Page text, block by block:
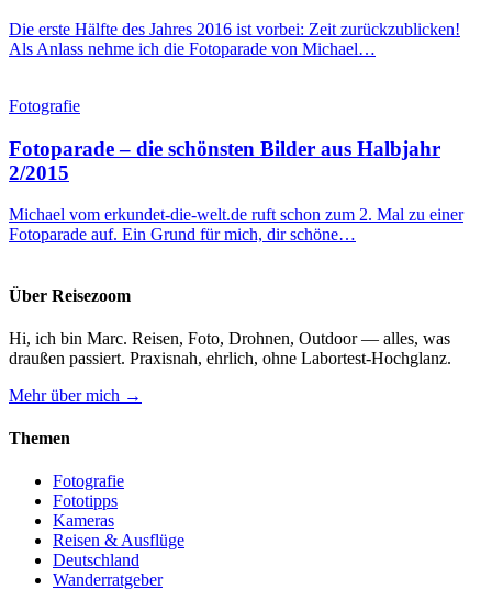
Die erste Hälfte des Jahres 2016 ist vorbei: Zeit zurückzublicken!
Als Anlass nehme ich die Fotoparade von Michael…
Fotografie
Fotoparade – die schönsten Bilder aus Halbjahr
2/2015
Michael vom erkundet-die-welt.de ruft schon zum 2. Mal zu einer
Fotoparade auf. Ein Grund für mich, dir schöne…
Über Reisezoom
Hi, ich bin Marc. Reisen, Foto, Drohnen, Outdoor — alles, was
draußen passiert. Praxisnah, ehrlich, ohne Labortest-Hochglanz.
Mehr über mich →
Themen
Fotografie
Fototipps
Kameras
Reisen & Ausflüge
Deutschland
Wanderratgeber